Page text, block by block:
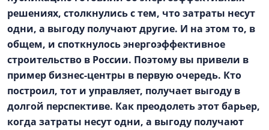
решениях, столкнулись с тем, что затраты несут
одни, а выгоду получают другие. И на этом то, в
общем, и споткнулось энергоэффективное
строительство в России. Поэтому вы привели в
пример бизнес-центры в первую очередь. Кто
построил, тот и управляет, получает выгоду в
долгой перспективе. Как преодолеть этот барьер,
когда затраты несут одни, а выгоду получают